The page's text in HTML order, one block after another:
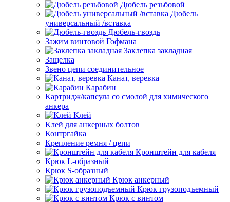
Дюбель резьбовой
Дюбель
универсальный /вставка
Дюбель-гвоздь
Зажим винтовой Гофмана
Заклепка закладная
Защелка
Звено цепи соединительное
Канат, веревка
Карабин
Картридж/капсула со смолой для химического
анкера
Клей
Клей для анкерных болтов
Контргайка
Крепление ремня / цепи
Кронштейн для кабеля
Крюк L-образный
Крюк S-образный
Крюк анкерный
Крюк грузоподъемный
Крюк с винтом